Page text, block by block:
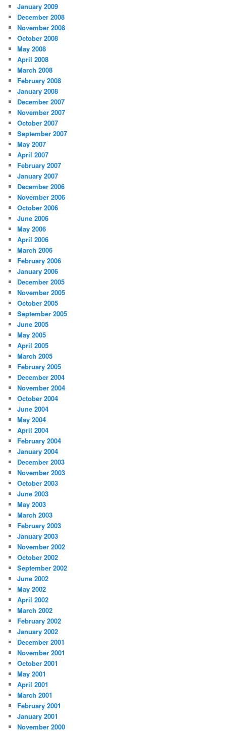
January 2009
December 2008
November 2008
October 2008
May 2008
April 2008
March 2008
February 2008
January 2008
December 2007
November 2007
October 2007
September 2007
May 2007
April 2007
February 2007
January 2007
December 2006
November 2006
October 2006
June 2006
May 2006
April 2006
March 2006
February 2006
January 2006
December 2005
November 2005
October 2005
September 2005
June 2005
May 2005
April 2005
March 2005
February 2005
December 2004
November 2004
October 2004
June 2004
May 2004
April 2004
February 2004
January 2004
December 2003
November 2003
October 2003
June 2003
May 2003
March 2003
February 2003
January 2003
November 2002
October 2002
September 2002
June 2002
May 2002
April 2002
March 2002
February 2002
January 2002
December 2001
November 2001
October 2001
May 2001
April 2001
March 2001
February 2001
January 2001
November 2000